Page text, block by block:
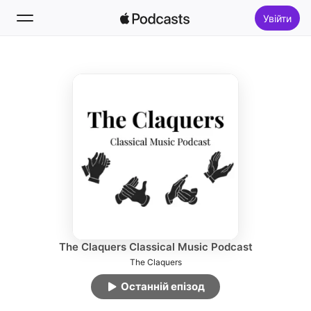
Увійти
Топчарти
The Claquers Classical Music Podcast
The Claquers
Останній епізод